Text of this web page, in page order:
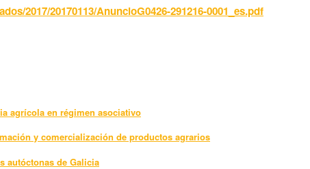
2017/20170113/AnuncioG0426-291216-0001_es.pdf
agrícola en régimen asociativo
y comercialización de productos agrarios
autóctonas de Galicia